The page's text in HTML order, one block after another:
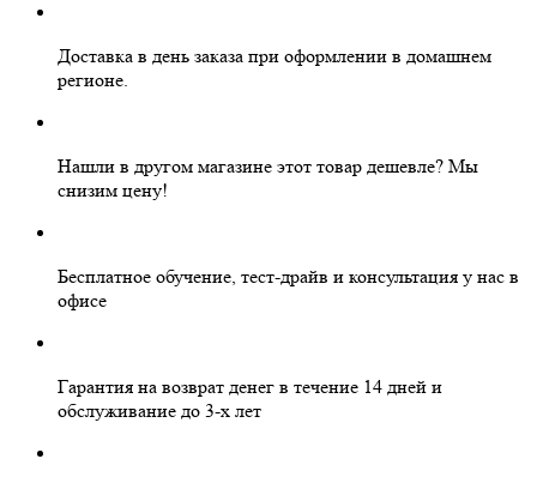
Доставка в день заказа при оформлении в домашнем
регионе.
Нашли в другом магазине этот товар дешевле? Мы
снизим цену!
Бесплатное обучение, тест-драйв и консультация у нас в
офисе
Гарантия на возврат денег в течение 14 дней и
обслуживание до 3-х лет